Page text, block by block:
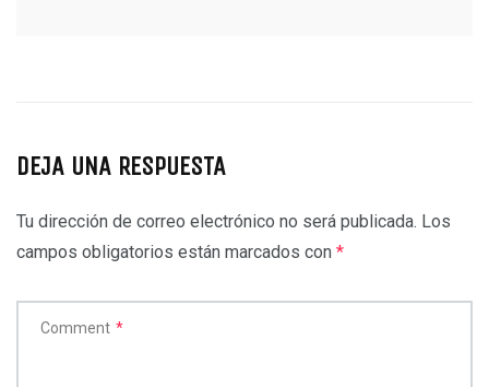
DEJA UNA RESPUESTA
Tu dirección de correo electrónico no será publicada. Los
campos obligatorios están marcados con *
Comment *